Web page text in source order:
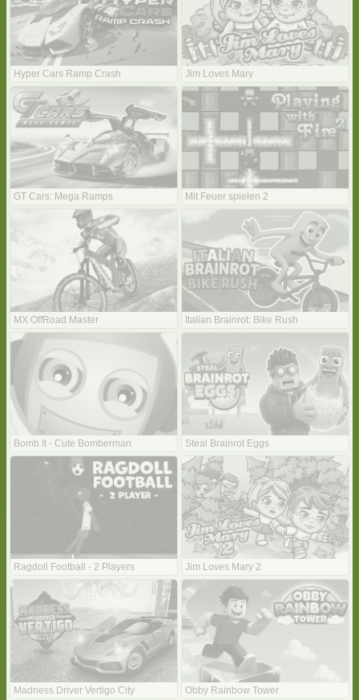
Hyper Cars Ramp Crash Jim Loves Mary
GT Cars: Mega Ramps Mit Feuer spielen 2
MX OffRoad Master Italian Brainrot: Bike Rush
Bomb It - Cute Bomberman Steal Brainrot Eggs
Ragdoll Football - 2 Players Jim Loves Mary 2
Madness Driver Vertigo City Obby Rainbow Tower